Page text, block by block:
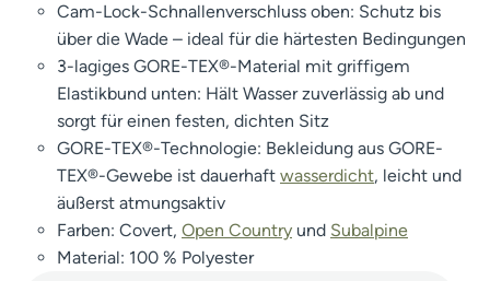
Cam-Lock-Schnallenverschluss oben: Schutz bis
über die Wade – ideal für die härtesten Bedingungen
3-lagiges GORE-TEX®-Material mit griffigem
Elastikbund unten: Hält Wasser zuverlässig ab und
sorgt für einen festen, dichten Sitz
GORE-TEX®-Technologie: Bekleidung aus GORE-
TEX®-Gewebe ist dauerhaft wasserdicht, leicht und
äußerst atmungsaktiv
Farben: Covert, Open Country und Subalpine
Material: 100 % Polyester